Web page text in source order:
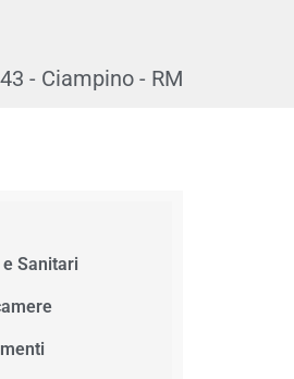
- Ciampino - RM
Sanitari